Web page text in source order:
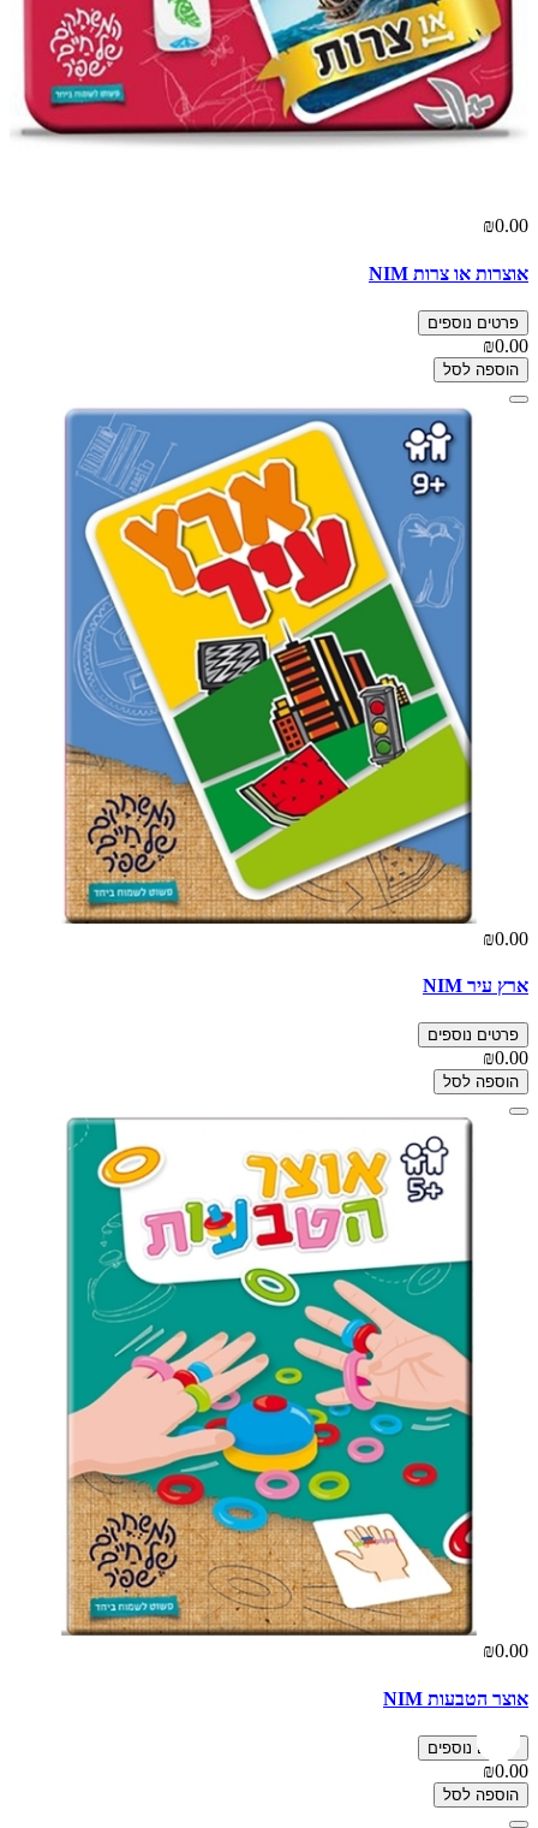
₪0.00
אוצרות או צרות NIM
פרטים נוספים
₪0.00
הוספה לסל
₪0.00
ארץ עיר NIM
פרטים נוספים
₪0.00
הוספה לסל
₪0.00
אוצר הטבעות NIM
פרטים נוספים
₪0.00
הוספה לסל